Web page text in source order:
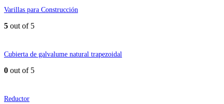
Varillas para Construcción
5 out of 5
Cubierta de galvalume natural trapezoidal
0 out of 5
Reductor